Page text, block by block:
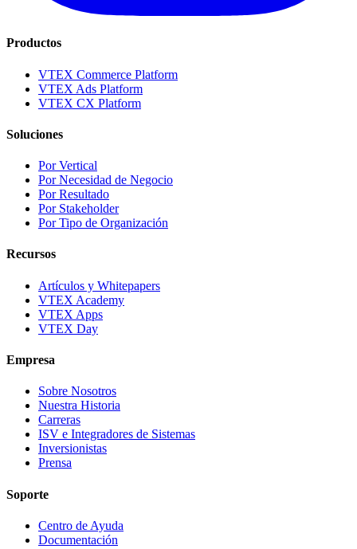
Productos
VTEX Commerce Platform
VTEX Ads Platform
VTEX CX Platform
Soluciones
Por Vertical
Por Necesidad de Negocio
Por Resultado
Por Stakeholder
Por Tipo de Organización
Recursos
Artículos y Whitepapers
VTEX Academy
VTEX Apps
VTEX Day
Empresa
Sobre Nosotros
Nuestra Historia
Carreras
ISV e Integradores de Sistemas
Inversionistas
Prensa
Soporte
Centro de Ayuda
Documentación